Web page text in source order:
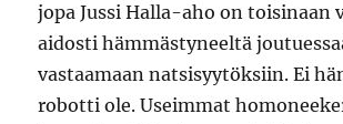
jopa Jussi Halla-aho on toisinaan
aidosti hämmästyneeltä
vastaamaan natsisyytöksiin. Ei
robotti ole. Useimmat